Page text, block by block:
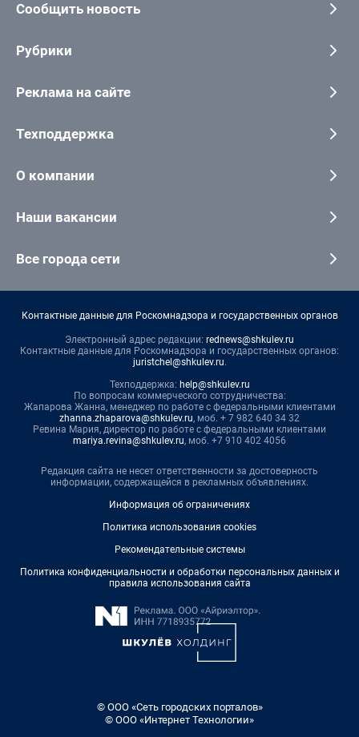
Сообщить новость
Рубрики
Реклама на сайте
Техподдержка
О компании
Наши вакансии
Все города сети
Контактные данные для Роскомнадзора и государственных органов
Электронный адрес редакции: rednews@shkulev.ru
Контактные данные для Роскомнадзора и государственных органов:
juristchel@shkulev.ru.
Техподдержка: help@shkulev.ru
По вопросам коммерческого сотрудничества:
Жапарова Жанна, менеджер по работе с федеральными клиентами
zhanna.zhaparova@shkulev.ru, моб. + 7 982 640 34 32
Ревина Мария, директор по работе с федеральными клиентами
mariya.revina@shkulev.ru, моб. +7 910 402 4056
Редакция сайта не несет ответственности за достоверность
информации, содержащейся в рекламных объявлениях.
Информация об ограничениях
Политика использования cookies
Рекомендательные системы
Политика конфиденциальности и обработки персональных данных и
правила использования сайта
© ООО «Сеть городских порталов»
© ООО «Интернет Технологии»